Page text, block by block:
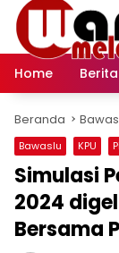
Langsung
konten
Home
Berita
Beranda
Bawaslu KPU
Simulasi
2024
Bersama